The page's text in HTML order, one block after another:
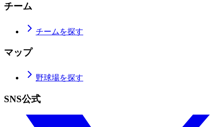
チーム
チームを探す
マップ
野球場を探す
SNS公式